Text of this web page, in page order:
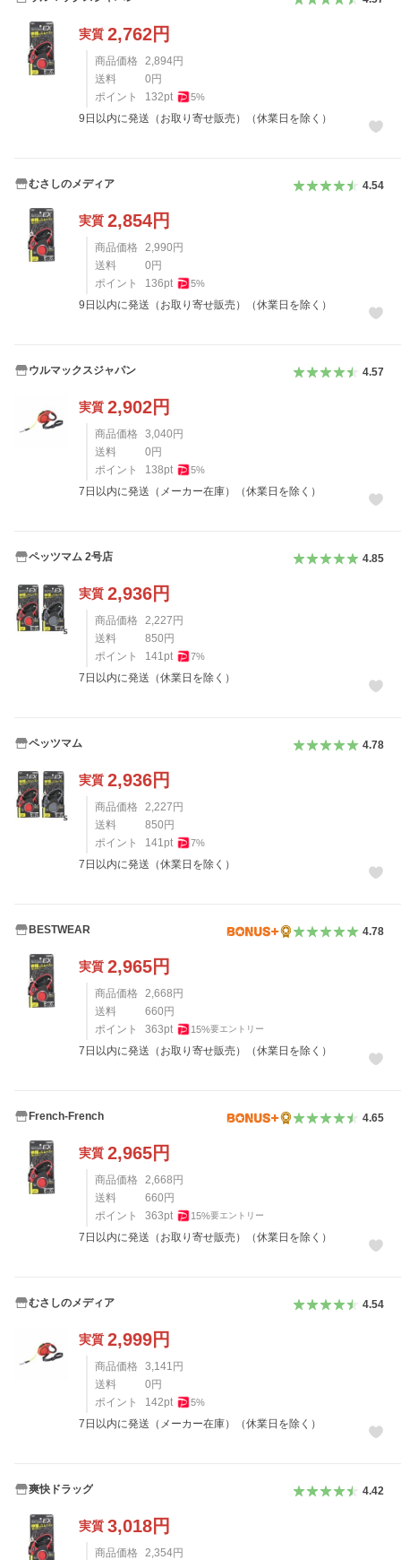
実質 2,762円
商品価格 2,894円
送料
0 円
ポイント
132pt 5%
9日以内に発送（お取り寄せ販売）（休業日を除く）
むさしのメディア 4.54
実質 2,854円
商品価格 2,990 円
送料
0 円
ポイント
136pt 5%
9日以内に発送（お取り寄せ販売）（休業日を除く）
ウルマックスジャパン 4.57
実質 2,902円
商品価格 3,040 円
送料
0 円
ポイント
138pt 5%
7日以内に発送（メーカー在庫）（休業日を除く）
ペッツマム 2号店 4.85
実質 2,936円
商品価格 2,227 円
送料
850 円
ポイント
141pt 7%
7日以内に発送（休業日を除く）
ペッツマム 4.78
実質 2,936円
商品価格 2,227 円
送料
850 円
ポイント
141pt 7%
7日以内に発送（休業日を除く）
BESTWEAR 4.78
実質 2,965円
商品価格 2,668 円
送料
660 円
ポイント
363pt 15%要エントリー
7日以内に発送（お取り寄せ販売）（休業日を除く）
French-French 4.65
実質 2,965円
商品価格 2,668 円
送料
660 円
ポイント
363pt 15%要エントリー
7日以内に発送（お取り寄せ販売）（休業日を除く）
むさしのメディア 4.54
実質 2,999円
商品価格 3,141 円
送料
0 円
ポイント
142pt 5%
7日以内に発送（メーカー在庫）（休業日を除く）
爽快ドラッグ 4.42
実質 3,018円
商品価格 2,354円